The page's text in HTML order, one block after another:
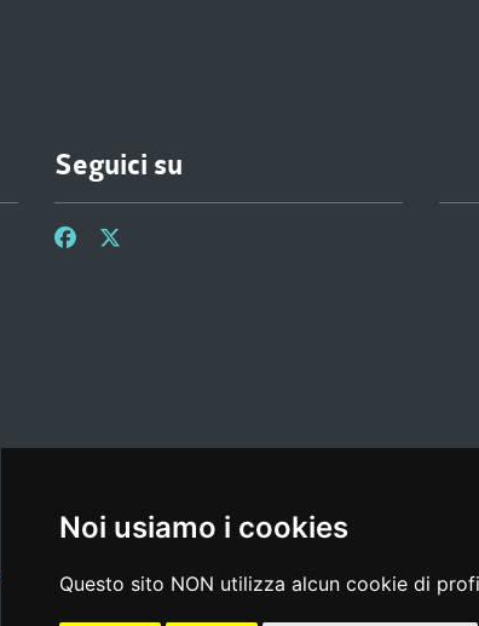
Noi usiamo i cookies
Questo sito NON utilizza alcun cookie di
Seguici su
privacy |social media policy | dichiarazione di